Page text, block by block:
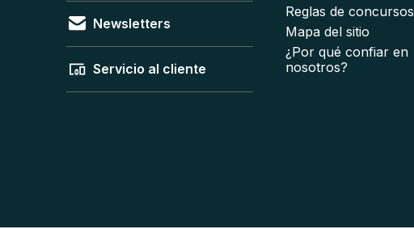
Newsletters
Servicio al cliente
Reglas de concursos
Mapa del sitio
¿Por qué confiar en
nosotros?